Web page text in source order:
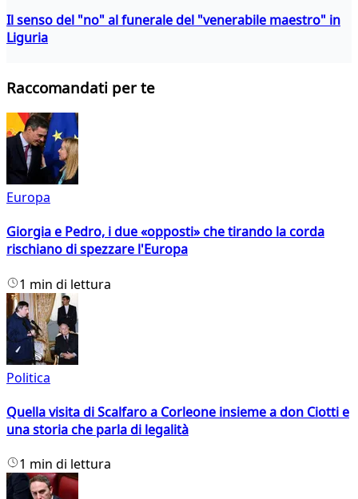
Il senso del "no" al funerale del "venerabile maestro" in
Liguria
Raccomandati per te
Europa
Giorgia e Pedro, i due «opposti» che tirando la corda
rischiano di spezzare l'Europa
1 min di lettura
Politica
Quella visita di Scalfaro a Corleone insieme a don Ciotti e
una storia che parla di legalità
1 min di lettura